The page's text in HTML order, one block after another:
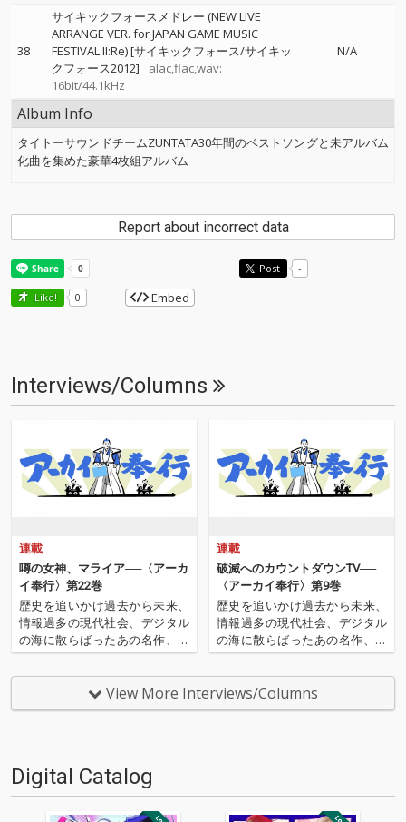
38
サイキックフォースメドレー (NEW LIVE
ARRANGE VER. for JAPAN GAME MUSIC
FESTIVAL II:Re) [サイキックフォース/サイキッ
クフォース2012]
alac,flac,wav:
16bit/44.1kHz
N/A
Album Info
タイトーサウンドチームZUNTATA30年間のベストソングと未アルバム
化曲を集めた豪華4枚組アルバム
Report about incorrect data
Post -
Like! 0 Embed
Interviews/Columns
連載
噂の女神、マライア──〈アーカ
イ奉行〉第22巻
歴史を追いかけ過去から未来、
情報過多の現代社会、デジタル
の海に散らばったあの名作、こ
の名作たちをひとつにまとめる
仕事人…!〈アーカイ奉行〉が今
日もデジタルの乱世を治め
る…!'''〈アーカイ奉行〉と
連載
破滅へのカウントダウンTV──
〈アーカイ奉行〉第9巻
歴史を追いかけ過去から未来、
情報過多の現代社会、デジタル
の海に散らばったあの名作、こ
の名作たちをひとつにまとめる
仕事人…!〈アーカイ奉行〉が今
日もデジタルの乱世を治め
る…!'''〈アーカイ奉行〉と
View More Interviews/Columns
Digital Catalog